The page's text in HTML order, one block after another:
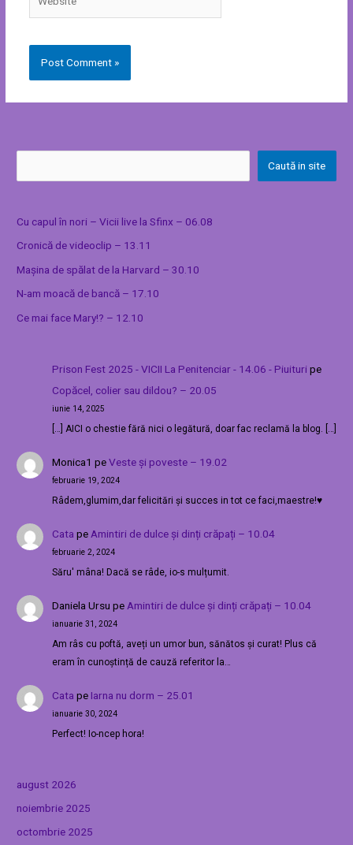
Caută in site
Cu capul în nori – Vicii live la Sfinx – 06.08
Cronică de videoclip – 13.11
Mașina de spălat de la Harvard – 30.10
N-am moacă de bancă – 17.10
Ce mai face Mary!? – 12.10
Prison Fest 2025 - VICII La Penitenciar - 14.06 - Piuituripe
Copăcel, colier sau dildou? – 20.05
iunie 14, 2025
[…] AICI o chestie fără nici o legătură, doar fac reclamă la blog. […]
Monica1 peVeste și poveste – 19.02
februarie 19, 2024
Râdem,glumim,dar felicitări și succes in tot ce faci,maestre!♥️
Cata pe Amintiri de dulce și dinți crăpați – 10.04
februarie 2, 2024
Săru' mâna! Dacă se râde, io-s mulțumit.
Daniela Ursu pe Amintiri de dulce și dinți crăpați – 10.04
ianuarie 31, 2024
Am râs cu poftă, aveți un umor bun, sănătos și curat! Plus că
eram în cunoștință de cauză referitor la…
Cata pe Iarna nu dorm – 25.01
ianuarie 30, 2024
Perfect! Io-ncep hora!
august 2026
noiembrie 2025
octombrie 2025